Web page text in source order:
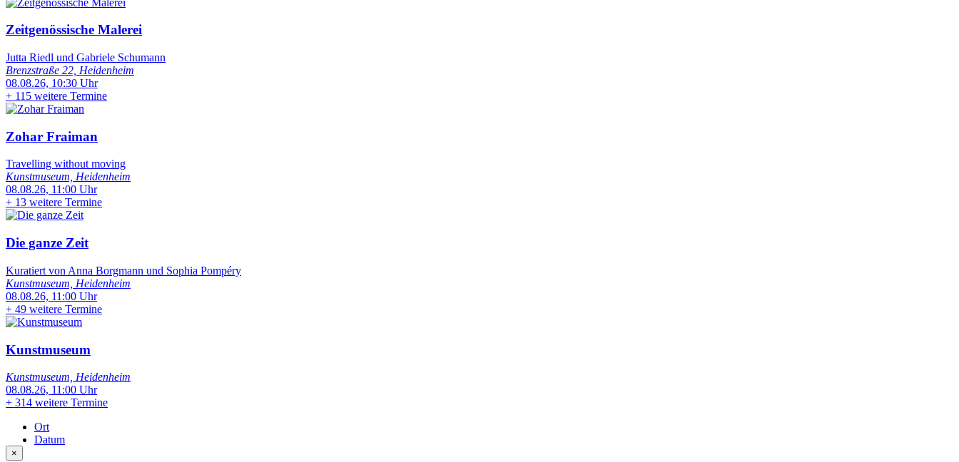
Zeitgenössische Malerei
Jutta Riedl und Gabriele Schumann
Brenzstraße 22, Heidenheim
08.08.26, 10:30 Uhr
+ 115 weitere Termine
Zohar Fraiman
Travelling without moving
Kunstmuseum, Heidenheim
08.08.26, 11:00 Uhr
+ 13 weitere Termine
Die ganze Zeit
Kuratiert von Anna Borgmann und Sophia Pompéry
Kunstmuseum, Heidenheim
08.08.26, 11:00 Uhr
+ 49 weitere Termine
Kunstmuseum
Kunstmuseum, Heidenheim
08.08.26, 11:00 Uhr
+ 314 weitere Termine
Ort
Datum
×